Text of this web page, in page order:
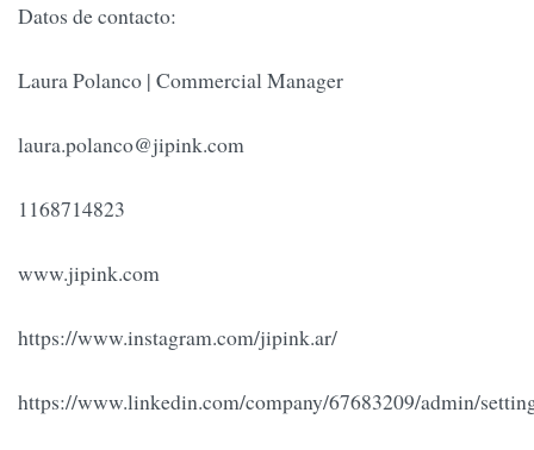
Datos de contacto:
Laura Polanco | Commercial Manager
laura.polanco@jipink.com
1168714823
www.jipink.com
https://www.instagram.com/jipink.ar/
https://www.linkedin.com/company/67683209/admin/